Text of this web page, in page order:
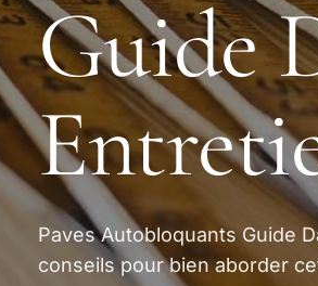
Guide
Paves Autobloquants Guide
conseils pour bien aborder